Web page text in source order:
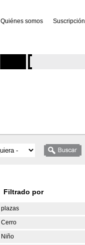
Quiénes somos Suscripción
Filtrado por
plazas
Cerro
Niño